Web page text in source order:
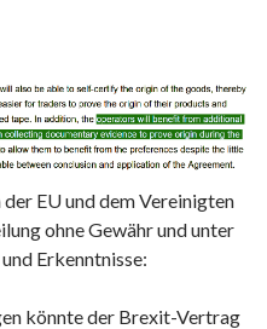
EU und dem Vereinigten
ohne Gewähr und unter
Erkenntnisse:
könnte der Brexit-Vertrag